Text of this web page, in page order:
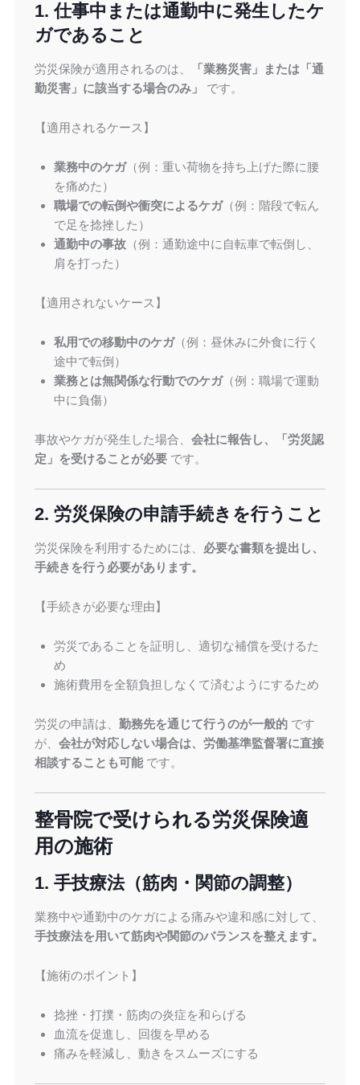
1. 仕事中または通勤中に発生したケ
ガであること
労災保険が適用されるのは、
「業務災害」または「通
勤災害」に該当する場合のみ」
です。
【適用されるケース】
業務中のケガ（例：重い荷物を持ち上げた際に腰
を痛めた）
職場での転倒や衝突によるケガ（例：階段で転ん
で足を捻挫した）
通勤中の事故（例：通勤途中に自転車で転倒し、
肩を打った）
【適用されないケース】
私用での移動中のケガ（例：昼休みに外食に行く
途中で転倒）
業務とは無関係な行動でのケガ（例：職場で運動
中に負傷）
事故やケガが発生した場合、 会社に報告し、「労災認
定」を受けることが必要です。
2. 労災保険の申請手続きを行うこと
労災保険を利用するためには、 必要な書類を提出し、
手続きを行う必要があります。
【手続きが必要な理由】
労災であることを証明し、適切な補償を受けるた
め
施術費用を全額負担しなくて済むようにするため
労災の申請は、 勤務先を通じて行うのが一般的です
が、 会社が対応しない場合は、労働基準監督署に直接
相談することも可能です。
整骨院で受けられる労災保険適
用の施術
1. 手技療法（筋肉・関節の調整）
業務中や通勤中のケガによる痛みや違和感に対して、
手技療法を用いて筋肉や関節のバランスを整えます。
【施術のポイント】
捻挫・打撲・筋肉の炎症を和らげる
血流を促進し、回復を早める
痛みを軽減し、動きをスムーズにする